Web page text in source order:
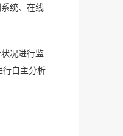
统、在线
况进行监
行自主分析